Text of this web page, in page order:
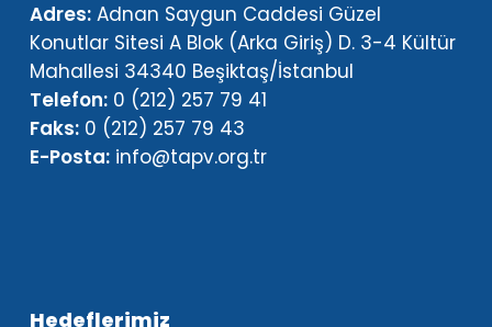
Adres:Adnan Saygun Caddesi Güzel
Konutlar Sitesi A Blok (Arka Giriş) D. 3-4 Kültür
Mahallesi 34340 Beşiktaş/İstanbul
Telefon: 0 (212) 257 79 41
Faks:0 (212) 257 79 43
E-Posta: info@tapv.org.tr
Hedeflerimiz